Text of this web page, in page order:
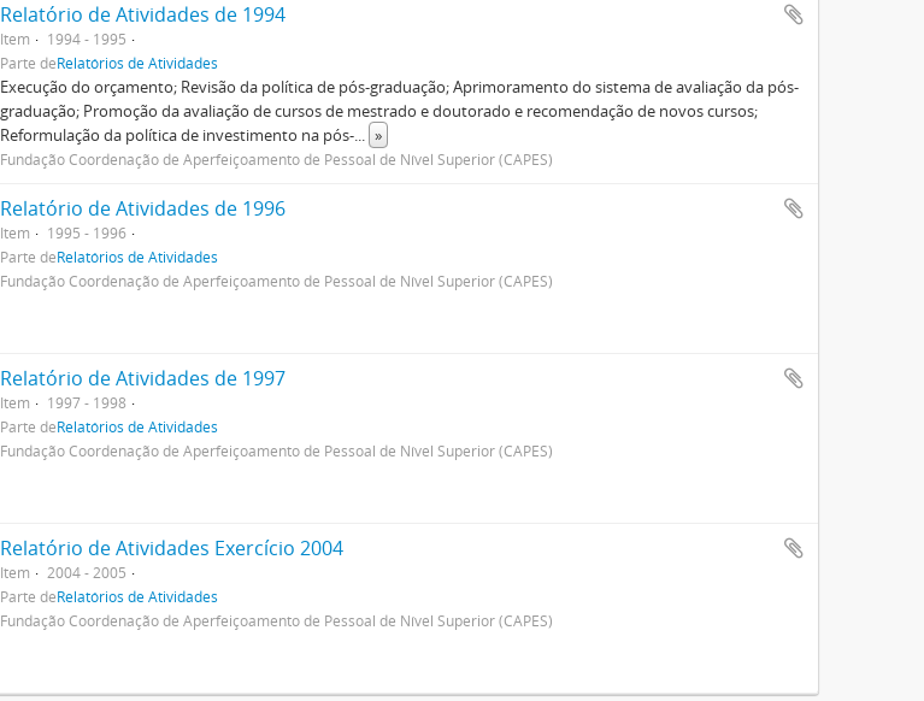
Relatório de Atividades de 1994
Item
1994 - 1995
Parte deRelatórios de Atividades
Execução do orçamento; Revisão da política de pós-graduação; Aprimoramento do sistema de avaliação da pós-
graduação; Promoção da avaliação de cursos de mestrado e doutorado e recomendação de novos cursos;
Reformulação da política de investimento na pós-... »
Fundação Coordenação de Aperfeiçoamento de Pessoal de Nível Superior (CAPES)
Relatório de Atividades de 1996
Item
1995 - 1996
Parte deRelatórios de Atividades
Fundação Coordenação de Aperfeiçoamento de Pessoal de Nível Superior (CAPES)
Relatório de Atividades de 1997
Item
1997 - 1998
Parte deRelatórios de Atividades
Fundação Coordenação de Aperfeiçoamento de Pessoal de Nível Superior (CAPES)
Relatório de Atividades Exercício 2004
Item
2004 - 2005
Parte deRelatórios de Atividades
Fundação Coordenação de Aperfeiçoamento de Pessoal de Nível Superior (CAPES)